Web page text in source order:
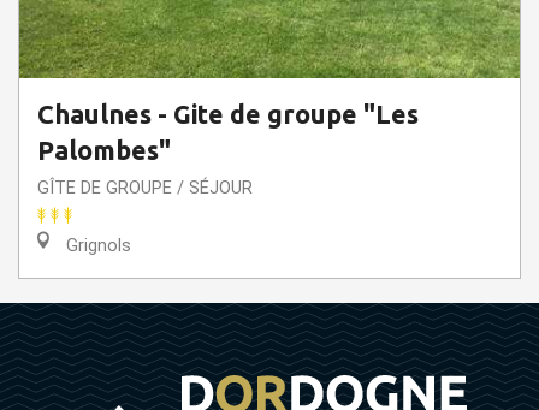
Chaulnes - Gite de groupe "Les
Palombes"
GÎTE DE GROUPE / SÉJOUR
Grignols